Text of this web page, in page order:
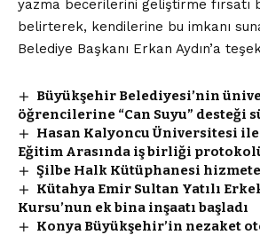
yazma becerilerini geliştirme fırsatı
belirterek, kendilerine bu imkanı
Belediye Başkanı Erkan Aydın’a
Büyükşehir Belediyesi’nin
öğrencilerine “Can Suyu” desteği
Hasan Kalyoncu Üniversitesi
Eğitim Arasında iş birliği
Şilbe Halk Kütüphanesi hizmete
Kütahya Emir Sultan Yatılı
Kursu’nun ek bina inşaatı başladı
Konya Büyükşehir’in nezaket